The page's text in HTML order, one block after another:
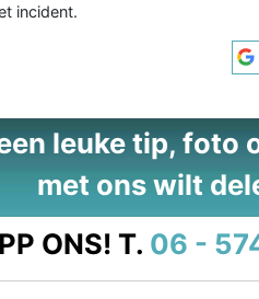
incident.
leuke tip, foto
met ons wilt
ONS! T. 06 -